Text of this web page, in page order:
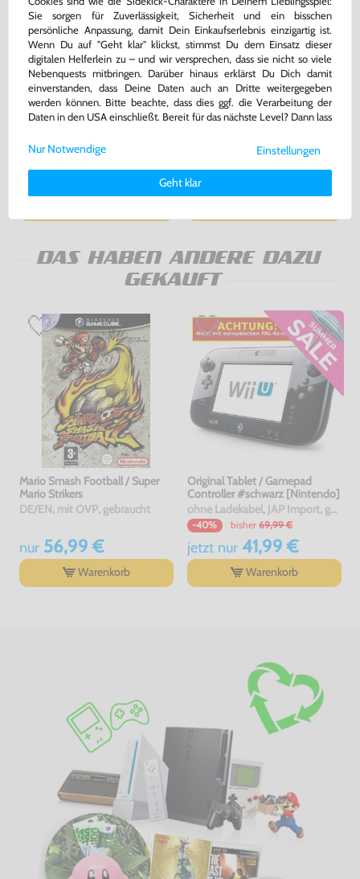
Konsole 32 GB #schwarz +
gebraucht
Mario Kart 8
DE Version, mit OVP, gebraucht
nur
DAS HABEN ANDERE DAZU
GEKAUFT
Mario Smash Football / Super
Mario Strikers
DE/EN, mit OVP, gebraucht
nur56,99 €
Warenkorb
Original Tablet / Gamepad
Controller #schwarz [Nintendo]
ohne Ladekabel, JAP Import, gebraucht
-40% bisher 69,99 €
jetzt nur41,99 €
Warenkorb
Sie sorgen für Zuverlässigkeit, Sicherheit und ein bisschen
persönliche Anpassung, damit Dein Einkaufserlebnis einzigartig ist.
Wenn Du auf "Geht klar" klickst, stimmst Du dem Einsatz dieser
digitalen Helferlein zu – und wir versprechen, dass sie nicht so viele
Nebenquests mitbringen. Darüber hinaus erklärst Du Dich damit
einverstanden, dass Deine Daten auch an Dritte weitergegeben
werden können. Bitte beachte, dass dies ggf. die Verarbeitung der
Daten in den USA einschließt. Bereit für das nächste Level? Dann lass
Weitere Informationen zu den von uns verwendeten Cookies und
Deinen Rechten als Nutzer findest Du in unsererDaten­schutz­
Impressum.
Einstellungen
Geht klar
Nur Notwendige